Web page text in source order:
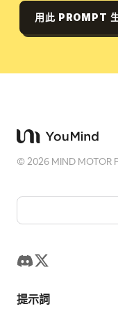
用此 PROMPT
©2026 MIND MOTOR
提示詞